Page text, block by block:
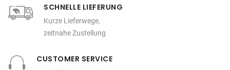
SCHNELLE LIEFERUNG
Kurze Lieferwege,
zeitnahe Zustellung
CUSTOMER SERVICE